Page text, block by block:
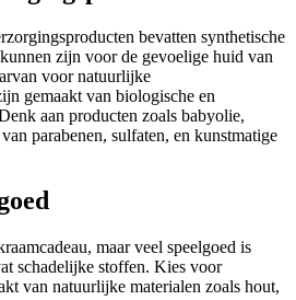
bevatten synthetische
zijn voor de gevoelige huid van
voor natuurlijke
gemaakt van biologische en
aan producten zoals babyolie,
parabenen, sulfaten, en kunstmatige
maar veel speelgoed is
schadelijke stoffen. Kies voor
van natuurlijke materialen zoals hout,